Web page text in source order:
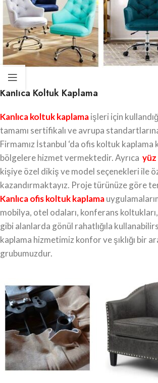
Kanlıca Koltuk Kaplama
Kanlıca koltuk kaplamaişleri için
tamamı sertifikalı ve avrupa
Firmamız İstanbul ‘da ofis koltuk kaplama
bölgelere hizmet vermektedir. Ayrıca
kişiye özel dikiş ve model seçenekleri ile
kazandırmaktayız. Proje türünüze göre
Kanlıca ofis koltuk kaplama
mobilya, otel odaları, konferans
gibi alanlarda gönül rahatlığıla
kaplama hizmetimiz konfor ve şıklığı bir
grubumuzdur.